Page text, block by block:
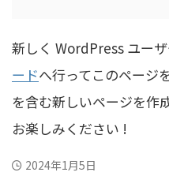
新しく WordPress ユーザ
ードへ行ってこのページ
を含む新しいページを作
お楽しみください !
2024年1月5日